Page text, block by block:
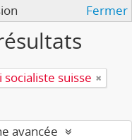
Fermer
socialiste suisse
avancée